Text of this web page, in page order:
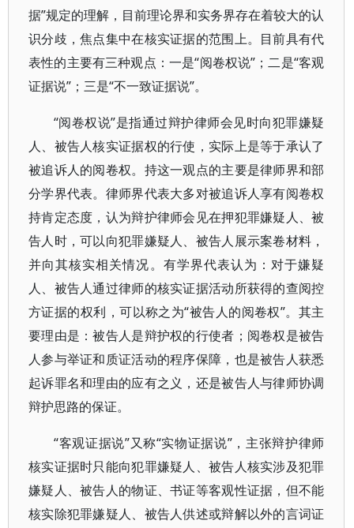
据”规定的理解，目前理论界和实务界存在着较大的认
识分歧，焦点集中在核实证据的范围上。目前具有代
表性的主要有三种观点：一是“阅卷权说”；二是“客观
证据说”；三是“不一致证据说”。
“阅卷权说”是指通过辩护律师会见时向犯罪嫌疑
人、被告人核实证据权的行使，实际上是等于承认了
被追诉人的阅卷权。持这一观点的主要是律师界和部
分学界代表。律师界代表大多对被追诉人享有阅卷权
持肯定态度，认为辩护律师会见在押犯罪嫌疑人、被
告人时，可以向犯罪嫌疑人、被告人展示案卷材料，
并向其核实相关情况。有学界代表认为：对于嫌疑
人、被告人通过律师的核实证据活动所获得的查阅控
方证据的权利，可以称之为“被告人的阅卷权”。其主
要理由是：被告人是辩护权的行使者；阅卷权是被告
人参与举证和质证活动的程序保障，也是被告人获悉
起诉罪名和理由的应有之义，还是被告人与律师协调
辩护思路的保证。
“客观证据说”又称“实物证据说”，主张辩护律师
核实证据时只能向犯罪嫌疑人、被告人核实涉及犯罪
嫌疑人、被告人的物证、书证等客观性证据，但不能
核实除犯罪嫌疑人、被告人供述或辩解以外的言词证